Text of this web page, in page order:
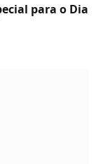
para o Dia